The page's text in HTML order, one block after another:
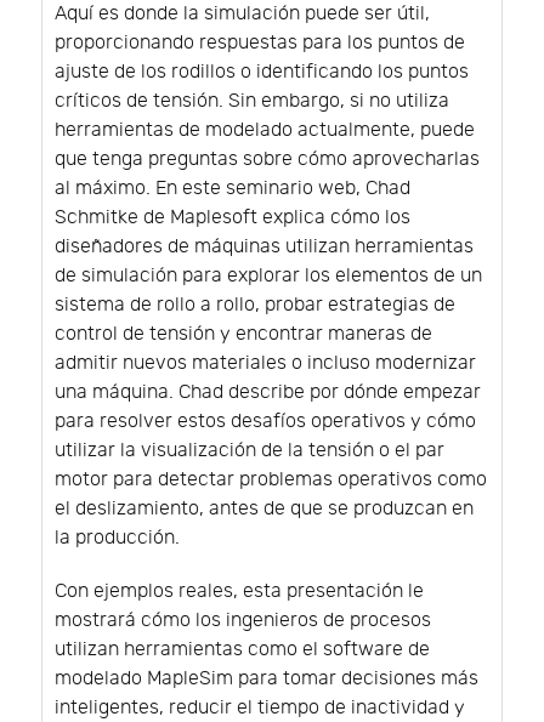
Aquí es donde la simulación puede ser útil,
proporcionando respuestas para los puntos de
ajuste de los rodillos o identificando los puntos
críticos de tensión. Sin embargo, si no utiliza
herramientas de modelado actualmente, puede
que tenga preguntas sobre cómo aprovecharlas
al máximo. En este seminario web, Chad
Schmitke de Maplesoft explica cómo los
diseñadores de máquinas utilizan herramientas
de simulación para explorar los elementos de un
sistema de rollo a rollo, probar estrategias de
control de tensión y encontrar maneras de
admitir nuevos materiales o incluso modernizar
una máquina. Chad describe por dónde empezar
para resolver estos desafíos operativos y cómo
utilizar la visualización de la tensión o el par
motor para detectar problemas operativos como
el deslizamiento, antes de que se produzcan en
la producción.
Con ejemplos reales, esta presentación le
mostrará cómo los ingenieros de procesos
utilizan herramientas como el software de
modelado MapleSim para tomar decisiones más
inteligentes, reducir el tiempo de inactividad y